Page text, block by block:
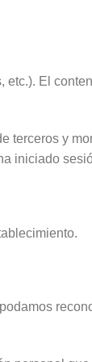
El
terceros y
iniciado